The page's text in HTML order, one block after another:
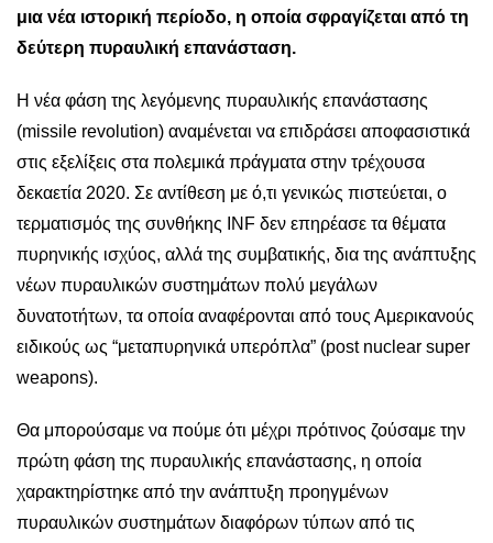
μια νέα ιστορική περίοδο, η οποία σφραγίζεται από τη
δεύτερη πυραυλική επανάσταση.
Η νέα φάση της λεγόμενης πυραυλικής επανάστασης
(missile revolution) αναμένεται να επιδράσει αποφασιστικά
στις εξελίξεις στα πολεμικά πράγματα στην τρέχουσα
δεκαετία 2020. Σε αντίθεση με ό,τι γενικώς πιστεύεται, ο
τερματισμός της συνθήκης INF δεν επηρέασε τα θέματα
πυρηνικής ισχύος, αλλά της συμβατικής, δια της ανάπτυξης
νέων πυραυλικών συστημάτων πολύ μεγάλων
δυνατοτήτων, τα οποία αναφέρονται από τους Αμερικανούς
ειδικούς ως “μεταπυρηνικά υπερόπλα” (post nuclear super
weapons).
Θα μπορούσαμε να πούμε ότι μέχρι πρότινος ζούσαμε την
πρώτη φάση της πυραυλικής επανάστασης, η οποία
χαρακτηρίστηκε από την ανάπτυξη προηγμένων
πυραυλικών συστημάτων διαφόρων τύπων από τις